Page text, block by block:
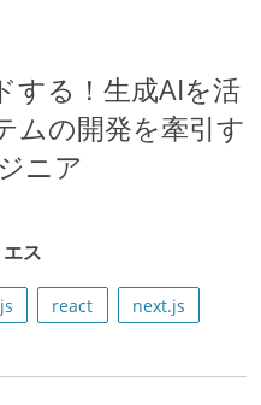
する！生成AIを活
ムの開発を牽引す
ニア
ス
react
next.js